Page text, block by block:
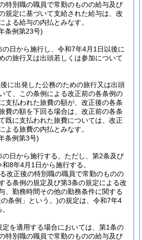
特別職の職員で常勤のものの給与及び
規定に基づいて支給された給与は、改
よる給与の内払とみなす。
条例第23号)
の日から施行し、令和7年4月1日以後に
の旅行又は出頭若しくは参加について
に出発した公務のための旅行又は出頭
て、この条例による改正前の各条例の
支払われた旅費の額が、改正後の各条
費の額を下回る場合は、改正前の各条
既に支払われた旅費については、改正
よる旅費の内払とみなす。
条例第3号)
日から施行する。 ただし、第2条及び
8年4月1日から施行する。
改正後の特別職の職員で常勤のものの
る条例の規定及び第3条の規定による改
、勤務時間その他の勤務条件に関する
条例」という。)の規定は、令和7年4
定を適用する場合においては、第1条の
特別職の職員で常勤のものの給与及び